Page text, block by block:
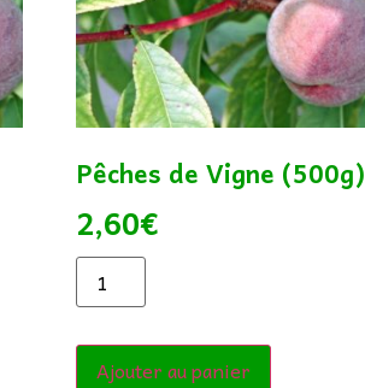
Pêches de Vigne (500g)
2,60€
Ajouter au panier